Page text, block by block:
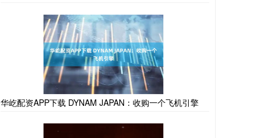
华屹配资APP下载 DYNAM JAPAN：收购一个飞机引擎